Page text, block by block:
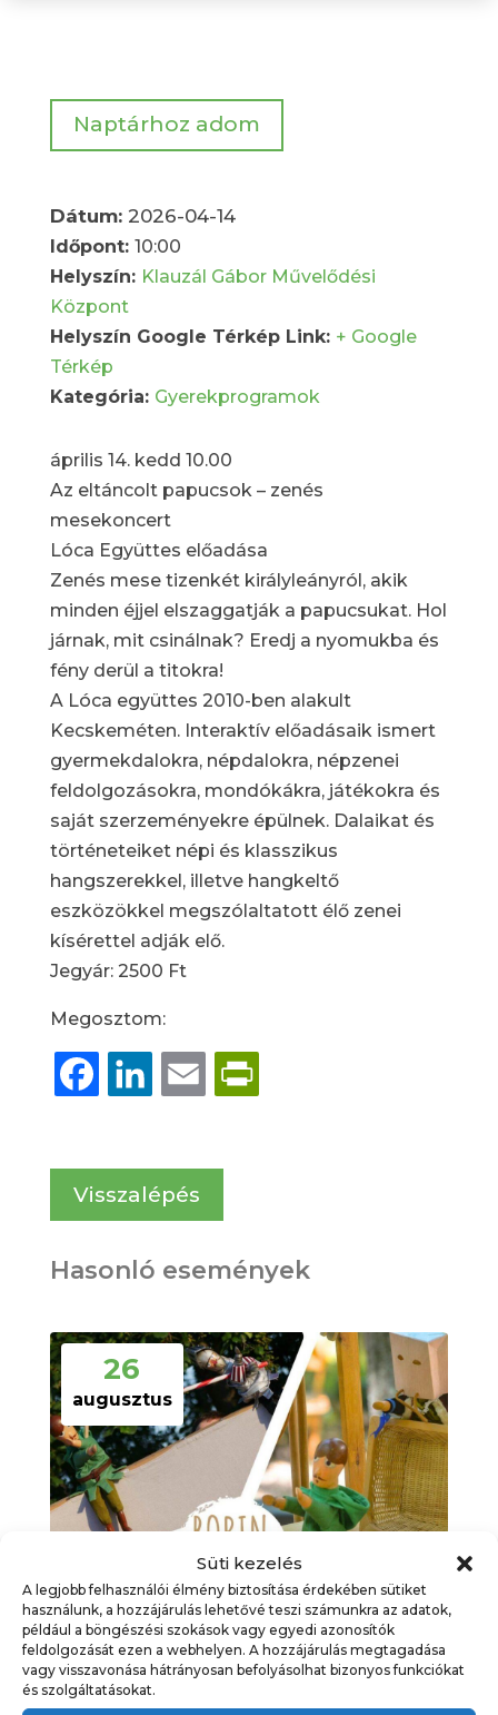
Süti kezelés
A legjobb felhasználói élmény biztosítása érdekében sütiket
használunk, a hozzájárulás lehetővé teszi számunkra az adatok,
például a böngészési szokások vagy egyedi azonosítók
feldolgozását ezen a webhelyen. A hozzájárulás megtagadása
vagy visszavonása hátrányosan befolyásolhat bizonyos funkciókat
és szolgáltatásokat.
Naptárhoz adom
Dátum: 2026-04-14
Időpont: 10:00
Helyszín: Klauzál Gábor Művelődési
Központ
Helyszín Google Térkép Link: + Google
Térkép
Kategória: Gyerekprogramok
április 14. kedd 10.00
Az eltáncolt papucsok – zenés
mesekoncert
Lóca Együttes előadása
Zenés mese tizenkét királyleányról, akik
minden éjjel elszaggatják a papucsukat. Hol
járnak, mit csinálnak? Eredj a nyomukba és
fény derül a titokra!
A Lóca együttes 2010-ben alakult
Kecskeméten. Interaktív előadásaik ismert
gyermekdalokra, népdalokra, népzenei
feldolgozásokra, mondókákra, játékokra és
saját szerzeményekre épülnek. Dalaikat és
történeteiket népi és klasszikus
hangszerekkel, illetve hangkeltő
eszközökkel megszólaltatott élő zenei
kísérettel adják elő.
Jegyár: 2500 Ft
Megosztom:
FacebookLinkedInEmail
Visszalépés
Hasonló események
26
augusztus